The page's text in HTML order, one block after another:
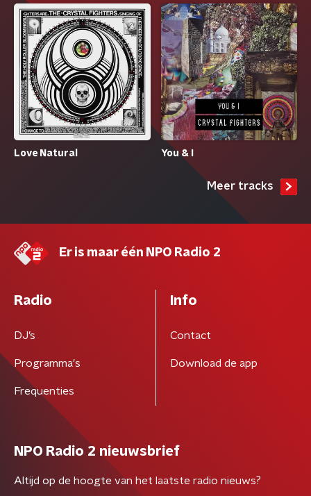
Love Natural You & I
Meer tracks
Er is maar één NPO Radio 2
Radio
DJ’s
Programma's
Frequenties
Info
Contact
Download de app
NPO Radio 2 nieuwsbrief
Altijd op de hoogte van het laatste radio nieuws?